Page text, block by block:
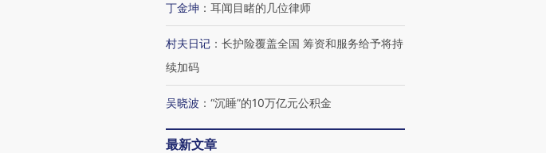
丁金坤 ： 耳闻目睹的几位律师
村夫日记 ： 长护险覆盖全国 筹资和服务给予将持
续加码
吴晓波 ： “沉睡”的10万亿元公积金
最新文章